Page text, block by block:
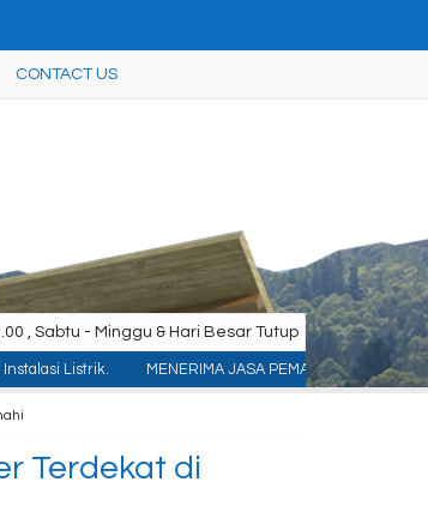
CONTACT US
, Sabtu - Minggu & Hari Besar Tutup
MENERIMA JASA PEMASANGAN KONTRUKSI : ACP/
Terdekat di